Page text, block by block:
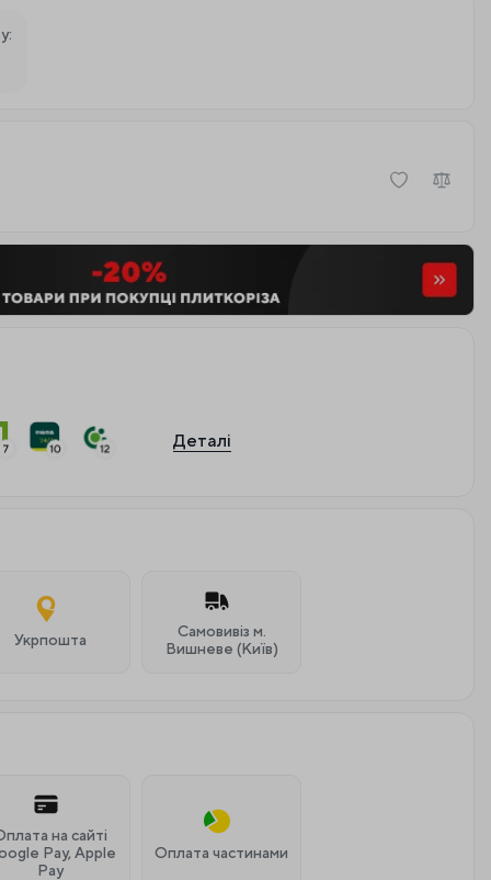
Деталі
Укрпошта
Самовивіз м.
Вишневе (Київ)
на сайті
Pay, Apple
Pay
Оплата частинами